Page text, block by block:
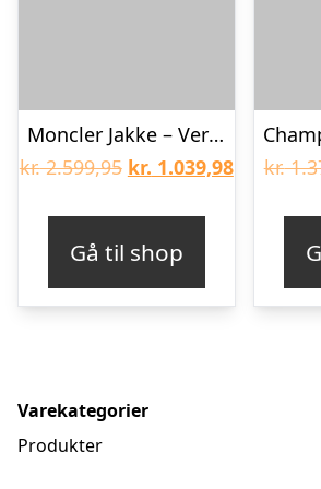
Moncler Jakke – Vernant – Rosa m. Print
kr.2.599,95 Den
kr. 2.599,95.
kr. 1.039,98Den
kr.
Gå til shop
kr.
Varekategorier
Produkter